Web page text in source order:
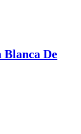
Blanca De